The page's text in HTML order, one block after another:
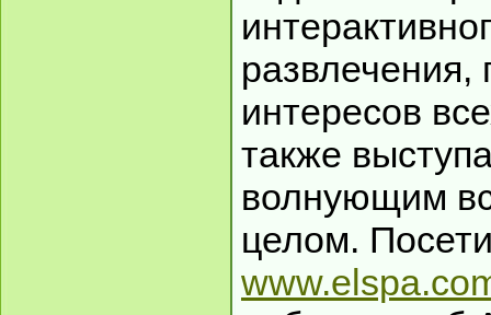
интересов
также
волнующим
целом.